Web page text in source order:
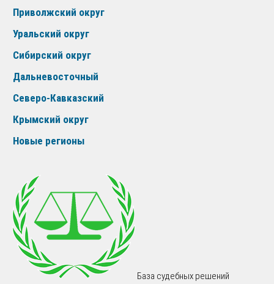
Приволжский округ
Уральский округ
Сибирский округ
Дальневосточный
Северо-Кавказский
Крымский округ
Новые регионы
База судебных решений